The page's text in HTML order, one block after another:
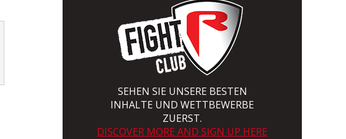
SEHEN SIE UNSERE BESTEN
INHALTE UND WETTBEWERBE
ZUERST.
DISCOVER MORE AND SIGN UP HERE